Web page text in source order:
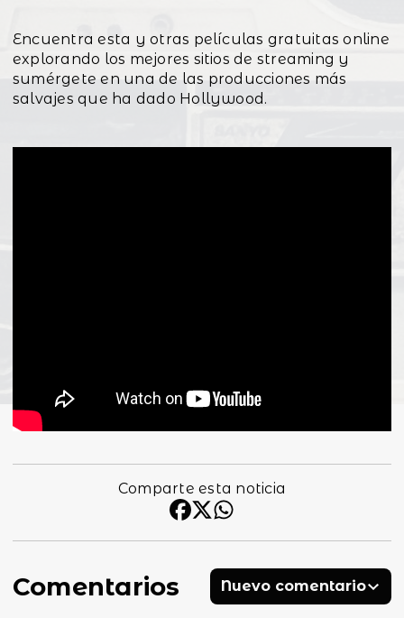
Encuentra esta y otras películas gratuitas online
explorando los mejores sitios de streaming y
sumérgete en una de las producciones más
salvajes que ha dado Hollywood.
Comparte esta noticia
Comentarios Nuevo comentario